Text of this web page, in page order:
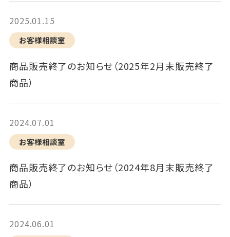
2025.01.15
お客様相談室
商品販売終了のお知らせ（2025年2月末販売終了
商品）
2024.07.01
お客様相談室
商品販売終了のお知らせ（2024年8月末販売終了
商品）
2024.06.01